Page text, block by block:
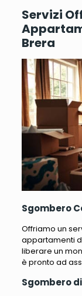
Servizi
Brera
Sgombero
Offriamo un
appartamenti
liberare un
è pronto ad
Sgombero